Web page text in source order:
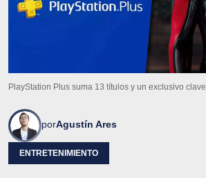
PlayStation Plus suma 13 títulos y un exclusivo clave
porAgustín Ares
ENTRETENIMIENTO